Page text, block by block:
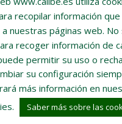
DE
recopilar información
nuestras páginas web. No
recoger información de
permitir su uso o
su configuración
más información en
Saber más sobre las